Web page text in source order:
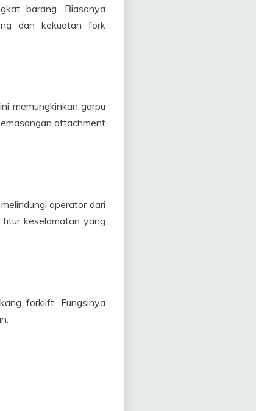
barang. Biasanya
dan kekuatan fork
memungkinkan garpu
attachment
operator dari
keselamatan yang
forklift. Fungsinya